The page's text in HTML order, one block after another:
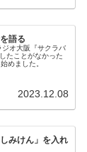
語る
オ大阪『サクラバ
たことがなかった
めました。
2023.12.08
みけん」を入れ